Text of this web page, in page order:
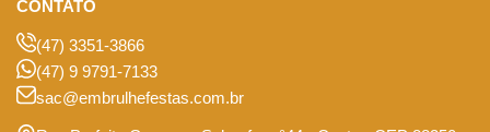
CONTATO
(47) 3351-3866
(47) 9 9791-7133
sac@embrulhefestas.com.br